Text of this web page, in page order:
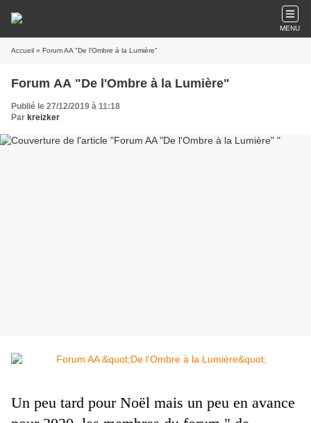
MENU
Accueil » Forum AA "De l'Ombre à la Lumière"
Forum AA "De l'Ombre à la Lumière"
Publié le 27/12/2019 à 11:18
Par kreizker
Un peu tard pour Noël mais un peu en avance